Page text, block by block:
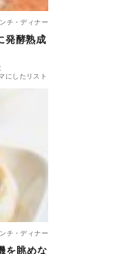
チ・ディナー
発酵熟成
にしたリスト
チ・ディナー
を眺めな